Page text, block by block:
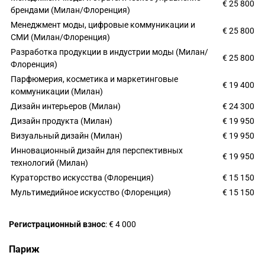
брендами (Милан/Флоренция)
€ 25 800
Менеджмент моды, цифровые коммуникации и
СМИ (Милан/Флоренция)
€ 25 800
Разработка продукции в индустрии моды (Милан/
Флоренция)
€ 25 800
Парфюмерия, косметика и маркетинговые
коммуникации (Милан)
€ 19 400
Дизайн интерьеров (Милан)
€ 24 300
Дизайн продукта (Милан)
€ 19 950
Визуальный дизайн (Милан)
€ 19 950
Инновационный дизайн для перспективных
технологий (Милан)
€ 19 950
Кураторство искусства (Флоренция)
€ 15 150
Мультимедийное искусство (Флоренция)
€ 15 150
Регистрационный взнос: € 4 000
Париж